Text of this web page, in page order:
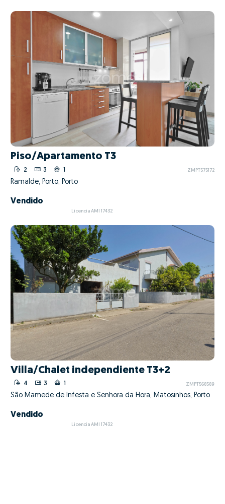
Piso/Apartamento T3
2 3 1 ZMPT575172
Ramalde, Porto, Porto
Vendido
Licencia AMI 17432
Villa/Chalet independiente T3+2
4 3 ZMPT568589
São Mamede de Infesta e Senhora da Hora, Matosinhos, Porto
Vendido
Licencia AMI 17432